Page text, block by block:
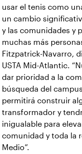
usar el tenis como
un cambio
y las comunidades y
muchas más
Fitzpatrick-Navarro,
USTA Mid-Atlantic.
dar prioridad a la
búsqueda del
permitirá construir
transformador y
inigualable para
comunidad y toda la
Medio”.